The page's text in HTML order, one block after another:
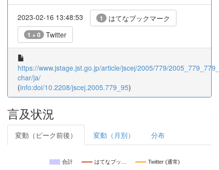
2023-02-16 13:48:53 1 はてなブックマーク
1 + 0 Twitter
https://www.jstage.jst.go.jp/article/jscej/2005/779/
char/ja/
(info:doi/10.2208/jscej.2005.779_95)
言及状況
変動（ピーク前後） 変動（月別） 分布
合計 はてなブッ… Twitter (通常)